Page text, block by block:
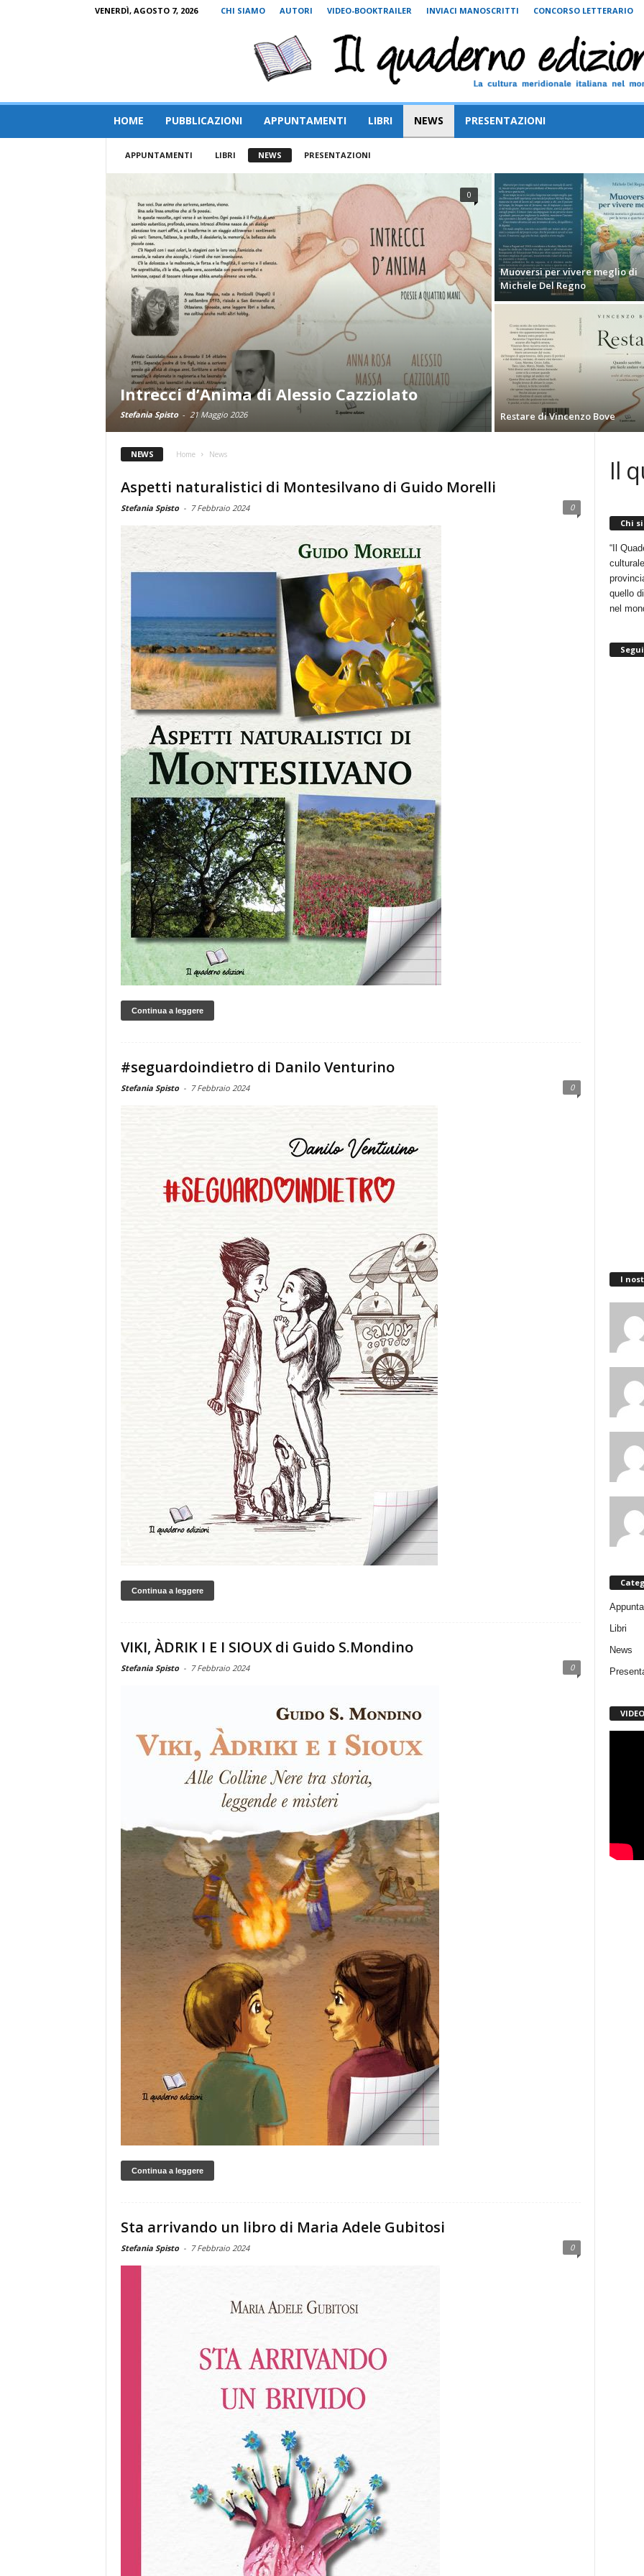
VENERDÌ, AGOSTO 7, 2026 CHI SIAMO AUTORI VIDEO-BOOKTRAILER INVIACI MANOSCRITTI CONCORSO LETTERARIO
HOME PUBBLICAZIONI APPUNTAMENTI LIBRI NEWS PRESENTAZIONI
APPUNTAMENTI LIBRI NEWS PRESENTAZIONI
Intrecci d’Anima di Alessio Cazziolato
Stefania Spisto - 21 Maggio 2026
0
Muoversi per vivere meglio di
Michele Del Regno
Restare di Vincenzo Bove
NEWS Home News
Aspetti naturalistici di Montesilvano di Guido Morelli
Stefania Spisto - 7 Febbraio 2024 0
Continua a leggere
#seguardoindietro di Danilo Venturino
Stefania Spisto - 7 Febbraio 2024 0
Continua a leggere
VIKI, ÀDRIK I E I SIOUX di Guido S.Mondino
Stefania Spisto - 7 Febbraio 2024 0
Continua a leggere
Sta arrivando un libro di Maria Adele Gubitosi
Stefania Spisto - 7 Febbraio 2024 0
Il
Chi
“Il
quello
nel
I
Libri
News
VIDEO